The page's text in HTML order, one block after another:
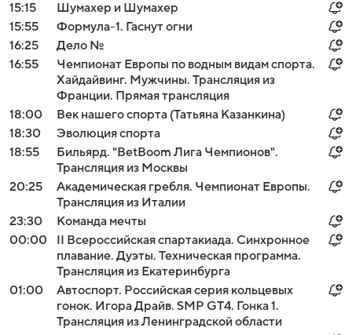
15:15
Шумахер и Шумахер
15:55
Формула-1. Гаснут огни
16:25
Дело №
16:55
Чемпионат Европы по водным видам спорта.
Хайдайвинг. Мужчины. Трансляция из
Франции. Прямая трансляция
18:00
Век нашего спорта (Татьяна Казанкина)
18:30
Эволюция спорта
18:55
Бильярд. "BetBoom Лига Чемпионов".
Трансляция из Москвы
20:25
Академическая гребля. Чемпионат Европы.
Трансляция из Италии
23:30
Команда мечты
00:00
II Всероссийская спартакиада. Синхронное
плавание. Дуэты. Техническая программа.
Трансляция из Екатеринбурга
01:00
Автоспорт. Российская серия кольцевых
гонок. Игора Драйв. SMP GT4. Гонка 1.
Трансляция из Ленинградской области